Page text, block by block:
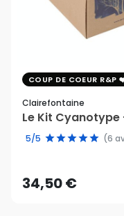
COUP DE COEUR R&P
Clairefontaine
Le Kit
5/5 (6
34,50 €